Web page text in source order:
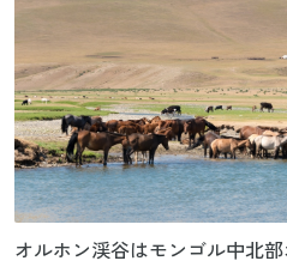
オルホン渓谷はモンゴル中北